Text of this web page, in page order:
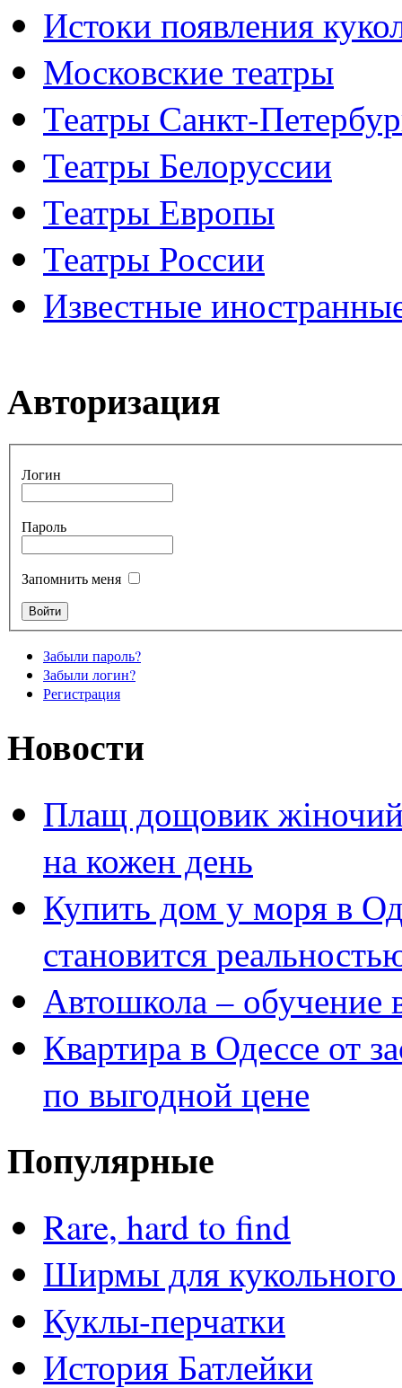
Истоки появления
Московские театры
Театры Санкт-
Театры Белоруссии
Театры Европы
Театры России
Известные
Авторизация
Логин
Пароль
Запомнить меня
Забыли пароль?
Забыли логин?
Регистрация
Новости
Плащ дощовик
на кожен день
Купить дом у моря в
становится
Автошкола – обучение
Квартира в Одессе от
по выгодной цене
Популярные
Rare, hard to find
Ширмы для кукольного
Куклы-перчатки
История Батлейки